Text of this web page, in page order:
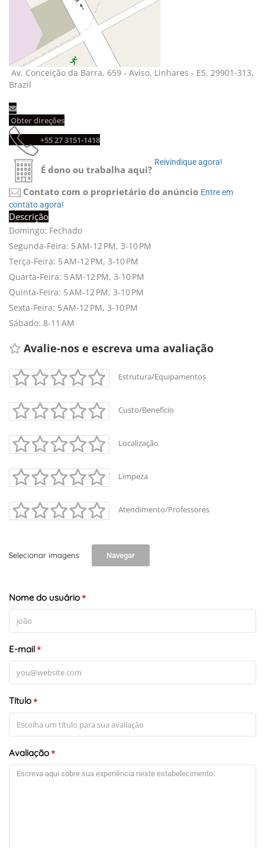
Av. Conceição da Barra, 659 - Aviso, Linhares - ES, 29901-313,
Brazil
Obter direções
+55 27 3151-1418
É dono ou trabalha aqui?
Reivindique agora!
Contato com o proprietário do anúncio Entre em
contato agora!
Descrição
Domingo: Fechado
Segunda-Feira: 5 AM-12 PM, 3-10 PM
Terça-Feira: 5 AM-12 PM, 3-10 PM
Quarta-Feira: 5 AM-12 PM, 3-10 PM
Quinta-Feira: 5 AM-12 PM, 3-10 PM
Sexta-Feira: 5 AM-12 PM, 3-10 PM
Sábado: 8-11 AM
Avalie-nos e escreva uma avaliação
Estrutura/Equipamentos
Custo/Benefício
Localização
Limpeza
Atendimento/Professores
Selecionar imagens Navegar
Nome do usuário*
E-mail*
Título*
Avaliação*